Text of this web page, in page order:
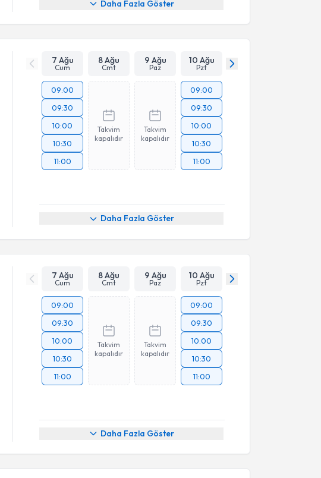
Daha Fazla Göster
7 Ağu
Cum
8 Ağu
Cmt
9 Ağu
Paz
10 Ağu
Pzt
09:00
09:30
10:00
10:30
11:00
Takvim
kapalıdır
Takvim
kapalıdır
09:00
09:30
10:00
10:30
11:00
Daha Fazla Göster
7 Ağu
Cum
8 Ağu
Cmt
9 Ağu
Paz
10 Ağu
Pzt
09:00
09:30
10:00
10:30
11:00
Takvim
kapalıdır
Takvim
kapalıdır
09:00
09:30
10:00
10:30
11:00
Daha Fazla Göster